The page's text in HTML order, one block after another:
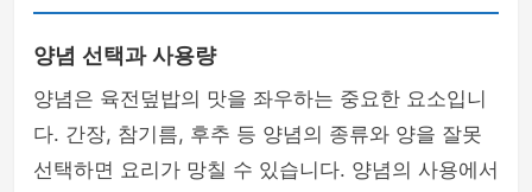
양념 선택과 사용량
양념은 육전덮밥의 맛을 좌우하는 중요한 요소입니
다. 간장, 참기름, 후추 등 양념의 종류와 양을 잘못
선택하면 요리가 망칠 수 있습니다. 양념의 사용에서